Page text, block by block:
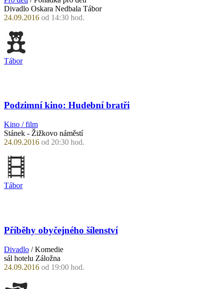
Divadlo Oskara Nedbala Tábor
24.09.2016 od 14:30 hod.
Tábor
Podzimní kino: Hudební bratři
Kino / film
Stánek - Žižkovo náměstí
24.09.2016 od 20:30 hod.
Tábor
Příběhy obyčejného šílenství
Divadlo / Komedie
sál hotelu Záložna
24.09.2016 od 19:00 hod.